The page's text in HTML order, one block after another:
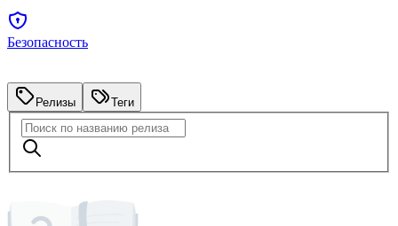
Безопасность
Релизы Теги